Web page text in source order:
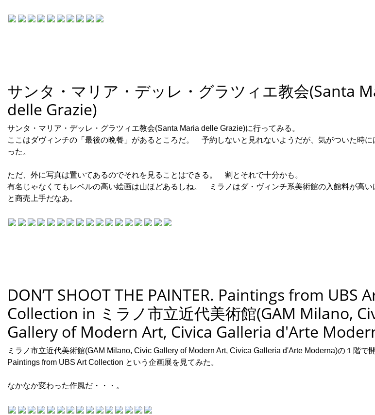
サンタ・マリア・デッレ・グラツィエ教会(Santa
delle Grazie)
サンタ・マリア・デッレ・グラツィエ教会(Santa Maria delle Grazie)に行ってみる。
ここはダヴィンチの「最後の晩餐」があるところだ。 予約しないと見れないようだが、気がついた時
った。
ただ、外に写真は置いてあるのでそれを見ることはできる。 割とそれで十分かも。
有名じゃなくてもレベルの高い絵画は山ほどあるしね。 ミラノはダ・ヴィンチ系美術館の入館料が高
と商売上手だなあ。
DON’T SHOOT THE PAINTER. Paintings from UBS
Collection in ミラノ市立近代美術館(GAM Milano,
Gallery of Modern Art, Civica Galleria d'Arte
ミラノ市立近代美術館(GAM Milano, Civic Gallery of Modern Art, Civica Galleria d'Arte Moderna)の１階で
Paintings from UBS Art Collection という企画展を見てみた。
なかなか変わった作風だ・・・。